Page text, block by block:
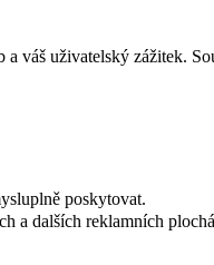
váš uživatelský zážitek.
poskytovat.
a dalších reklamních